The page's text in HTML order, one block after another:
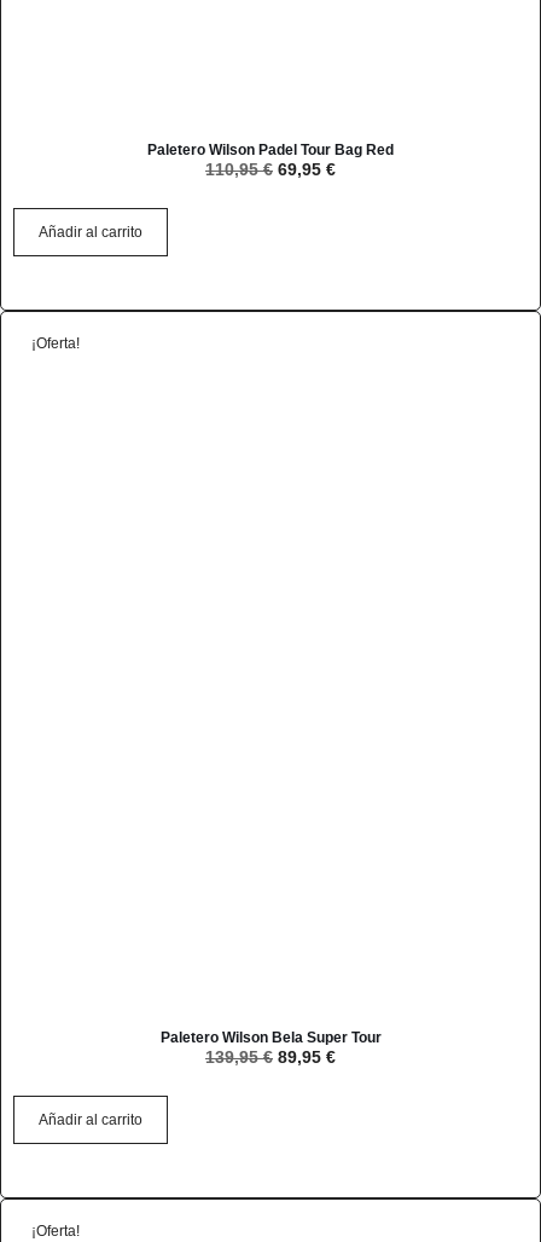
Paletero Wilson Padel Tour Bag Red
110,95€ 69,95 €
Añadir al carrito
¡Oferta!
Paletero Wilson Bela Super Tour
139,95€ 89,95 €
Añadir al carrito
¡Oferta!